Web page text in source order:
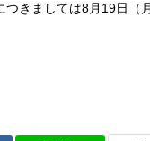
きましては8月19日（